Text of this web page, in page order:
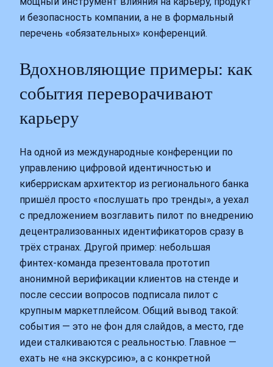
и безопасность компании, а не в формальный
перечень «обязательных» конференций.
Вдохновляющие примеры: как
события переворачивают
карьеру
На одной из международные конференции по
управлению цифровой идентичностью и
киберрискам архитектор из регионального банка
пришёл просто «послушать про тренды», а уехал
с предложением возглавить пилот по внедрению
децентрализованных идентификаторов сразу в
трёх странах. Другой пример: небольшая
финтех‑команда презентовала прототип
анонимной верификации клиентов на стенде и
после сессии вопросов подписала пилот с
крупным маркетплейсом. Общий вывод такой:
события — это не фон для слайдов, а место, где
идеи сталкиваются с реальностью. Главное —
ехать не «на экскурсию», а с конкретной